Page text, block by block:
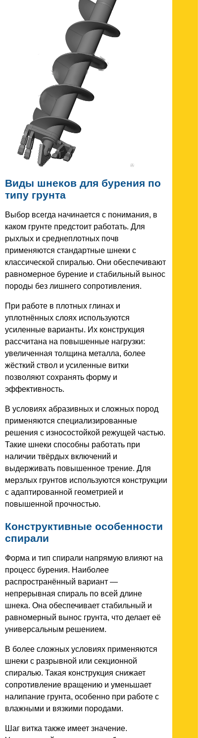
Виды шнеков для бурения по
типу грунта
Выбор всегда начинается с понимания, в
каком грунте предстоит работать. Для
рыхлых и среднеплотных почв
применяются стандартные шнеки с
классической спиралью. Они обеспечивают
равномерное бурение и стабильный вынос
породы без лишнего сопротивления.
При работе в плотных глинах и
уплотнённых слоях используются
усиленные варианты. Их конструкция
рассчитана на повышенные нагрузки:
увеличенная толщина металла, более
жёсткий ствол и усиленные витки
позволяют сохранять форму и
эффективность.
В условиях абразивных и сложных пород
применяются специализированные
решения с износостойкой режущей частью.
Такие шнеки способны работать при
наличии твёрдых включений и
выдерживать повышенное трение. Для
мерзлых грунтов используются конструкции
с адаптированной геометрией и
повышенной прочностью.
Конструктивные особенности
спирали
Форма и тип спирали напрямую влияют на
процесс бурения. Наиболее
распространённый вариант —
непрерывная спираль по всей длине
шнека. Она обеспечивает стабильный и
равномерный вынос грунта, что делает её
универсальным решением.
В более сложных условиях применяются
шнеки с разрывной или секционной
спиралью. Такая конструкция снижает
сопротивление вращению и уменьшает
налипание грунта, особенно при работе с
влажными и вязкими породами.
Шаг витка также имеет значение.